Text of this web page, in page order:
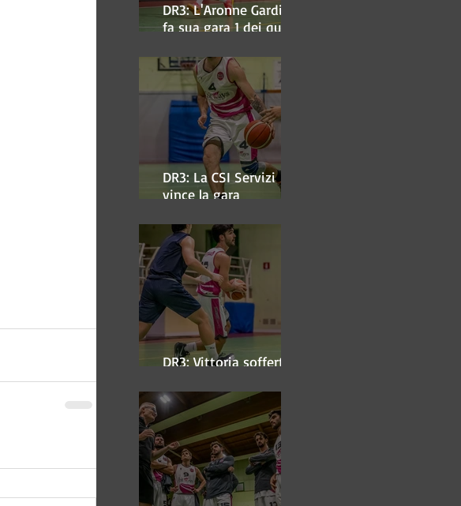
DR3: L'Aronne Gardini
fa sua gara 1 dei quarti
DR3: La CSI Servizi
vince la gara
DR3: Vittoria sofferta a